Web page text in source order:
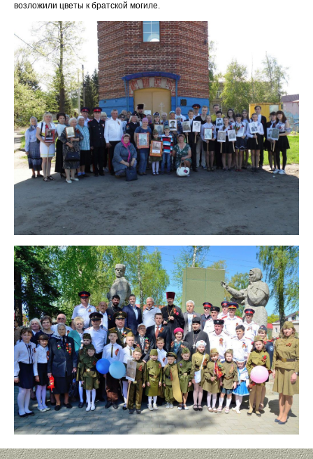
возложили цветы к братской могиле.